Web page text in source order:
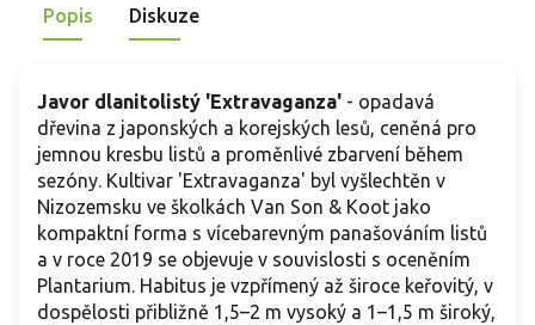
Popis Diskuze
Javor dlanitolistý 'Extravaganza' - opadavá
dřevina z japonských a korejských lesů, ceněná pro
jemnou kresbu listů a proměnlivé zbarvení během
sezóny. Kultivar 'Extravaganza' byl vyšlechtěn v
Nizozemsku ve školkách Van Son & Koot jako
kompaktní forma s vícebarevným panašováním listů
a v roce 2019 se objevuje v souvislosti s oceněním
Plantarium. Habitus je vzpřímený až široce keřovitý, v
dospělosti přibližně 1,5–2 m vysoký a 1–1,5 m široký,